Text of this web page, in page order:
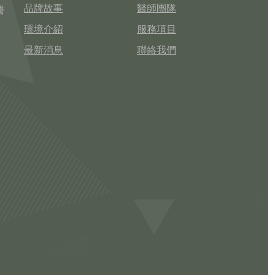
品牌故事
醫師團隊
環境介紹
服務項目
最新消息
聯絡我們